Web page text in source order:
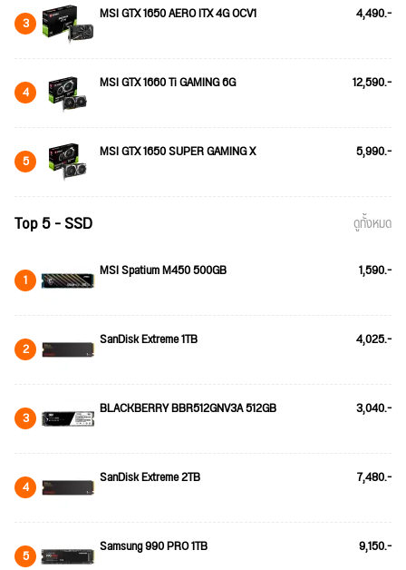
3 MSI GTX 1650 AERO ITX 4G OCV1 4,490.-
4 MSI GTX 1660 Ti GAMING 6G 12,590.-
5 MSI GTX 1650 SUPER GAMING X 5,990.-
Top 5 - SSD ดูทั้งหมด
1 MSI Spatium M450 500GB 1,590.-
2 SanDisk Extreme 1TB 4,025.-
3 BLACKBERRY BBR512GNV3A 512GB 3,040.-
4 SanDisk Extreme 2TB 7,480.-
5 Samsung 990 PRO 1TB 9,150.-